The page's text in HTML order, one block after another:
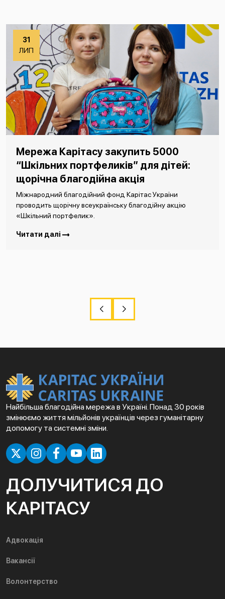
31
ЛИП
Мережа Карітасу закупить 5000
“Шкільних портфеликів” для дітей:
щорічна благодійна акція
Міжнародний благодійний фонд Карітас України
проводить щорічну всеукраїнську благодійну акцію
«Шкільний портфелик».
Читати далі
Найбільша благодійна мережа в Україні. Понад 30 років
змінюємо життя мільйонів українців через гуманітарну
допомогу та системні зміни.
ДОЛУЧИТИСЯ ДО
КАРІТАСУ
Адвокація
Вакансії
Волонтерство